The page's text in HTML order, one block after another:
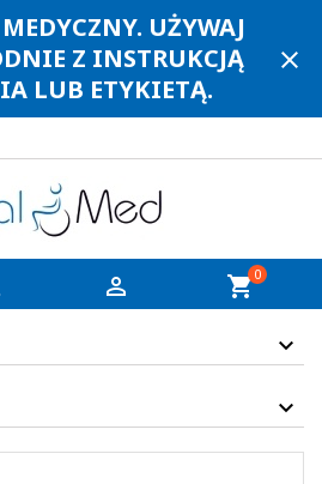
UŻYWAJ
Z INSTRUKCJĄ
LUB ETYKIETĄ.
close
 shopping_cart0